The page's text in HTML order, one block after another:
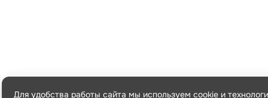
Для удобства работы сайта мы используем cookie и